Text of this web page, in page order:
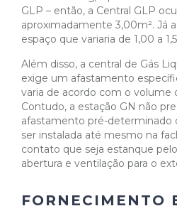
GLP – então, a Central GLP
aproximadamente 3,00m². Já
espaço que variaria de 1,00 a
Além disso, a central de Gás
exige um afastamento
varia de acordo com o volume
Contudo, a estação GN não
afastamento pré-determinado
ser instalada até mesmo na
contato que seja estanque
abertura e ventilação para o
FORNECIMENTO